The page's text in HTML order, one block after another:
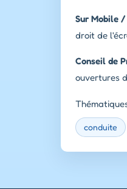
Sur Mobile
droit de
Conseil de
ouvertures
conduite